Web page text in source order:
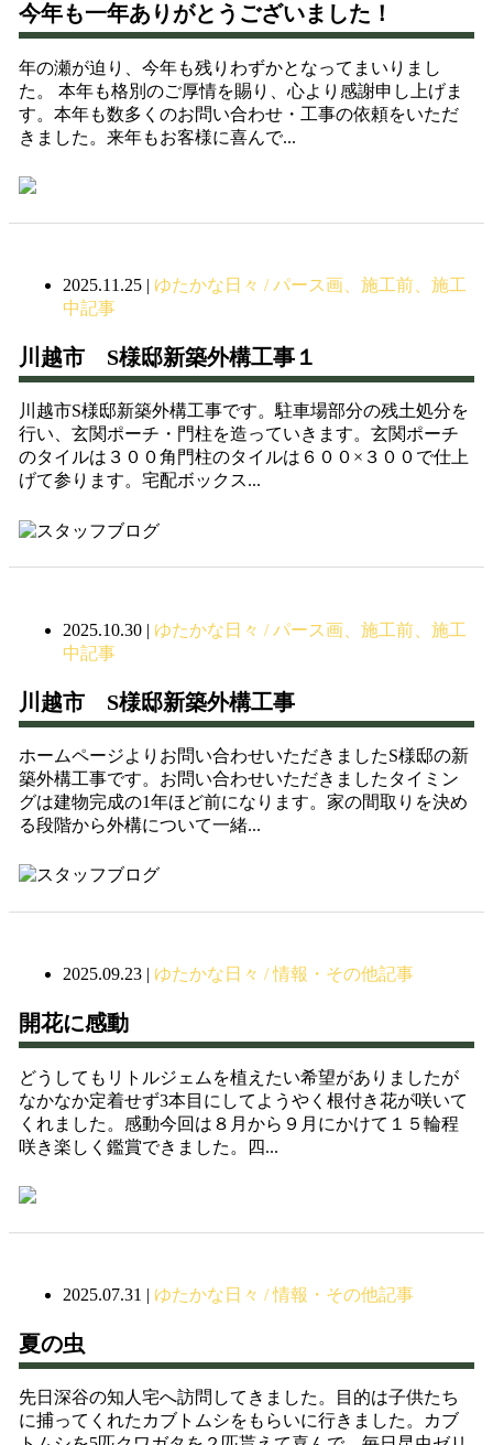
今年も一年ありがとうございました！
年の瀬が迫り、今年も残りわずかとなってまいりまし
た。 本年も格別のご厚情を賜り、心より感謝申し上げま
す。本年も数多くのお問い合わせ・工事の依頼をいただ
きました。来年もお客様に喜んで...
2025.11.25| ゆたかな日々 / パース画、施工前、施工
中記事
川越市 S様邸新築外構工事１
川越市S様邸新築外構工事です。駐車場部分の残土処分を
行い、玄関ポーチ・門柱を造っていきます。玄関ポーチ
のタイルは３００角門柱のタイルは６００×３００で仕上
げて参ります。宅配ボックス...
2025.10.30| ゆたかな日々 / パース画、施工前、施工
中記事
川越市 S様邸新築外構工事
ホームページよりお問い合わせいただきましたS様邸の新
築外構工事です。お問い合わせいただきましたタイミン
グは建物完成の1年ほど前になります。家の間取りを決め
る段階から外構について一緒...
2025.09.23| ゆたかな日々 / 情報・その他記事
開花に感動
どうしてもリトルジェムを植えたい希望がありましたが
なかなか定着せず3本目にしてようやく根付き花が咲いて
くれました。感動今回は８月から９月にかけて１５輪程
咲き楽しく鑑賞できました。四...
2025.07.31 | ゆたかな日々 / 情報・その他記事
夏の虫
先日深谷の知人宅へ訪問してきました。目的は子供たち
に捕ってくれたカブトムシをもらいに行きました。カブ